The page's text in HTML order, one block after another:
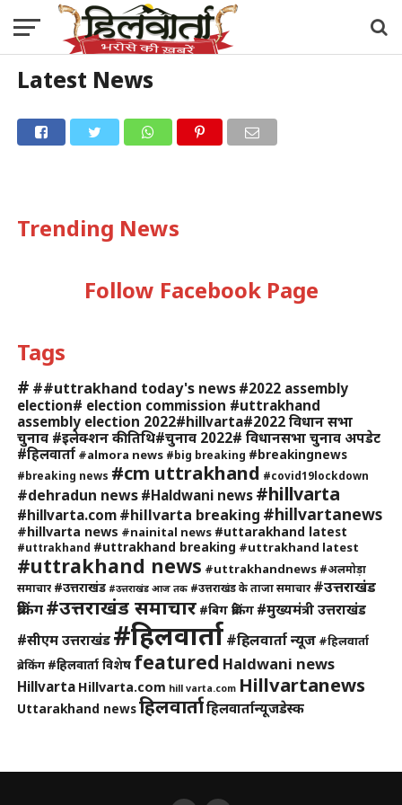
Latest News
Trending News
Follow Facebook Page
Tags
# ##uttrakhand today's news #2022 assembly
election# election commission #uttrakhand
assembly election 2022#hillvarta#2022 विधान सभा
चुनाव #इलेक्शन की तिथि#चुनाव 2022# विधानसभा चुनाव अपडेट
#हिलवार्ता #almora news #big breaking #breakingnews
#breaking news #cm uttrakhand #covid19lockdown
#dehradun news #Haldwani news #hillvarta
#hillvarta.com #hillvarta breaking #hillvartanews
#hillvarta news #nainital news #uttarakhand latest
#uttrakhand #uttrakhand breaking #uttrakhand latest
#uttrakhand news #uttrakhandnews #अलमोड़ा
समाचार #उत्तराखंड #उत्तराखंड आज तक #उत्तराखंड के ताजा समाचार #उत्तराखंड
ब्रेकिंग#उत्तराखंड समाचार #बिग ब्रेकिंग #मुख्यमंत्री उत्तराखंड
#सीएम उत्तराखंड #हिलवार्ता#हिलवार्ता न्यूज #हिलवार्ता
ब्रेकिंग #हिलवार्ता विशेष featured Haldwani news
Hillvarta Hillvarta.com hill varta.com Hillvartanews
Uttarakhand newsहिलवार्ताहिलवार्तान्यूजडेस्क